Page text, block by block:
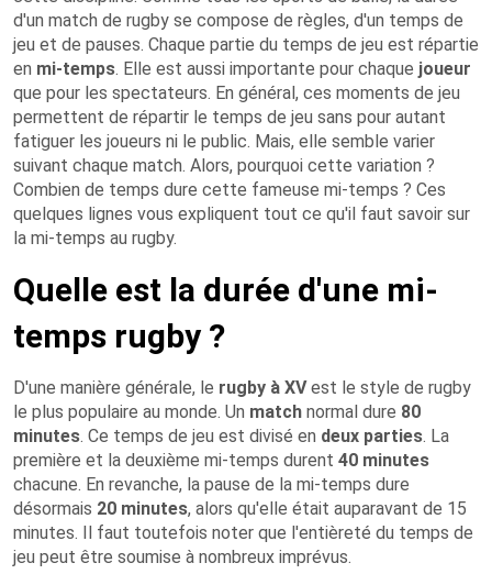
d'un match de rugby se compose de règles, d'un temps de
jeu et de pauses. Chaque partie du temps de jeu est répartie
en mi-temps. Elle est aussi importante pour chaque joueur
que pour les spectateurs. En général, ces moments de jeu
permettent de répartir le temps de jeu sans pour autant
fatiguer les joueurs ni le public. Mais, elle semble varier
suivant chaque match. Alors, pourquoi cette variation ?
Combien de temps dure cette fameuse mi-temps ? Ces
quelques lignes vous expliquent tout ce qu'il faut savoir sur
la mi-temps au rugby.
Quelle est la durée d'une mi-
temps rugby ?
D'une manière générale, le rugby à XVest le style de rugby
le plus populaire au monde. Un match normal dure 80
minutes. Ce temps de jeu est divisé en deux parties. La
première et la deuxième mi-temps durent 40 minutes
chacune. En revanche, la pause de la mi-temps dure
désormais 20 minutes, alors qu'elle était auparavant de 15
minutes. Il faut toutefois noter que l'entièreté du temps de
jeu peut être soumise à nombreux imprévus.